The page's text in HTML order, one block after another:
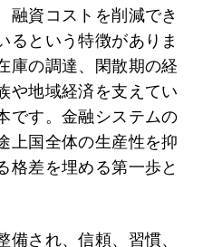
融資コストを削減でき
るという特徴がありま
庫の調達、閑散期の経
や地域経済を支えてい
です。金融システムの
上国全体の生産性を抑
格差を埋める第一歩と
され、信頼、習慣、